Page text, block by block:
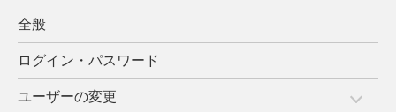
全般
ログイン・パスワード
ユーザーの変更